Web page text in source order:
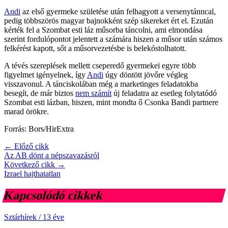
Andi az első gyermeke születése után felhagyott a versenytánncal,
pedig többszörös magyar bajnokként szép sikereket ért el. Ezután
kérték fel a Szombat esti láz műsorba táncolni, ami elmondása
szerint fordulópontot jelentett a számára hiszen a műsor után számos
felkérést kapott, sőt a műsorvezetésbe is belekóstolhatott.
A tévés szereplések mellett cseperedő gyermekei egyre több
figyelmet igényelnek, így Andi úgy döntött jövőre végleg
visszavonul. A tánciskolában még a marketinges feladatokba
besegít, de már biztos nem számít új feladatra az esetleg folytatódó
Szombat esti lázban, hiszen, mint mondta ő Csonka Bandi partnere
marad örökre.
Forrás: Bors/HirExtra
← Előző cikk
Az AB dönt a népszavazásról
Következő cikk →
Izrael hajthatatlan
Kapcsolódó cikkek
Sztárhírek / 13 éve